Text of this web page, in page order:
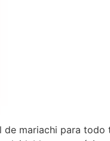
mariachi para